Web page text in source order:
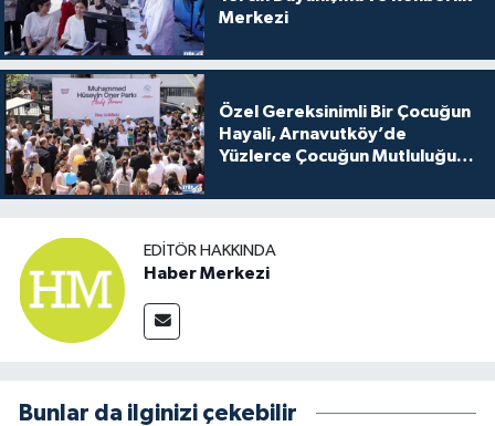
Merkezi
Özel Gereksinimli Bir Çocuğun
Hayali, Arnavutköy’de
Yüzlerce Çocuğun Mutluluğu
EDITÖR HAKKINDA
Haber Merkezi
Bunlar da ilginizi çekebilir